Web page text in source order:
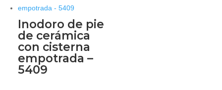
Inodoro de pie
de cerámica
con cisterna
empotrada –
5409